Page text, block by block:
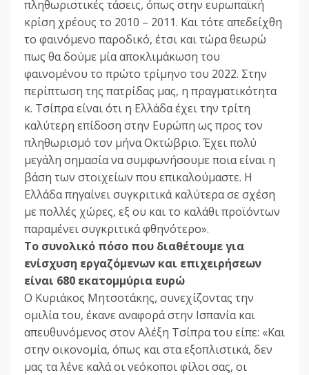
πληθωριστικές τάσεις, όπως στην ευρωπαϊκή
κρίση χρέους το 2010 – 2011. Και τότε απεδείχθη
το φαινόμενο παροδικό, έτσι και τώρα θεωρώ
πως θα δούμε μία αποκλιμάκωση του
φαινομένου το πρώτο τρίμηνο του 2022. Στην
περίπτωση της πατρίδας μας, η πραγματικότητα
κ. Τσίπρα είναι ότι η Ελλάδα έχει την τρίτη
καλύτερη επίδοση στην Ευρώπη ως προς τον
πληθωρισμό τον μήνα Οκτώβριο. Έχει πολύ
μεγάλη σημασία να συμφωνήσουμε ποια είναι η
βάση των στοιχείων που επικαλούμαστε. Η
Ελλάδα πηγαίνει συγκριτικά καλύτερα σε σχέση
με πολλές χώρες, εξ ου και το καλάθι προϊόντων
παραμένει συγκριτικά φθηνότερο».
Το συνολικό πόσο που διαθέτουμε για
ενίσχυση εργαζόμενων και επιχειρήσεων
είναι 680 εκατομμύρια ευρώ
Ο Κυριάκος Μητσοτάκης, συνεχίζοντας την
ομιλία του, έκανε αναφορά στην Ισπανία και
απευθυνόμενος στον Αλέξη Τσίπρα του είπε: «Και
στην οικονομία, όπως και στα εξοπλιστικά, δεν
μας τα λένε καλά οι νεόκοποι φίλοι σας, οι